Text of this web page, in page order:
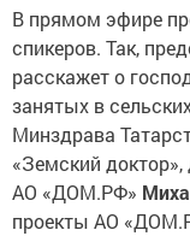
В прямом эфире
спикеров. Так,
расскажет о
занятых в
Минздрава
«Земский доктор»,
АО «ДОМ.РФ»
проекты АО